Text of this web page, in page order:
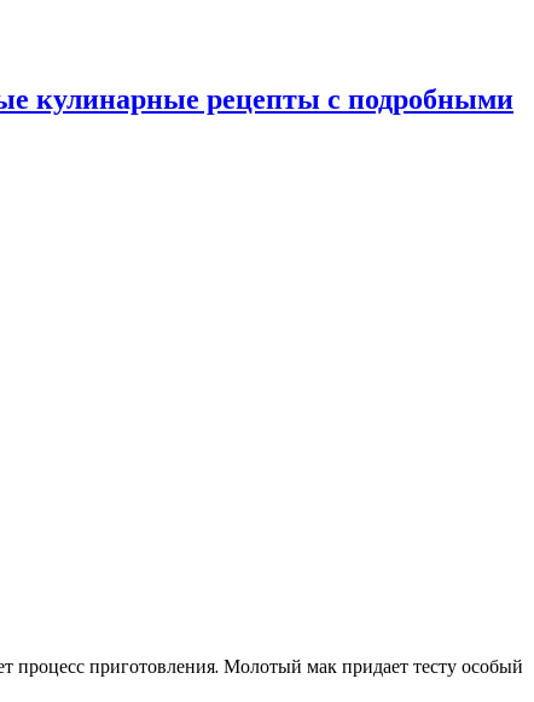
кулинарные рецепты с подробными
процесс приготовления. Молотый мак придает тесту особый